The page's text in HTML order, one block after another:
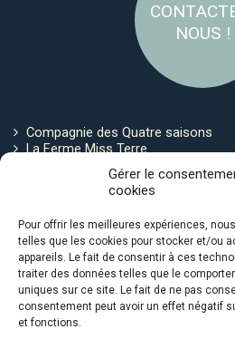
Gérer le
cookies
Pour offrir les meilleures expériences,
telles que les cookies pour stocker et/ou
appareils. Le fait de consentir à ces
traiter des données telles que le
uniques sur ce site. Le fait de ne pas
consentement peut avoir un effet négatif
et fonctions.
NOUS !
Compagnie des Quatre saisons
La Ferme Miss Terre
Politique de cookies